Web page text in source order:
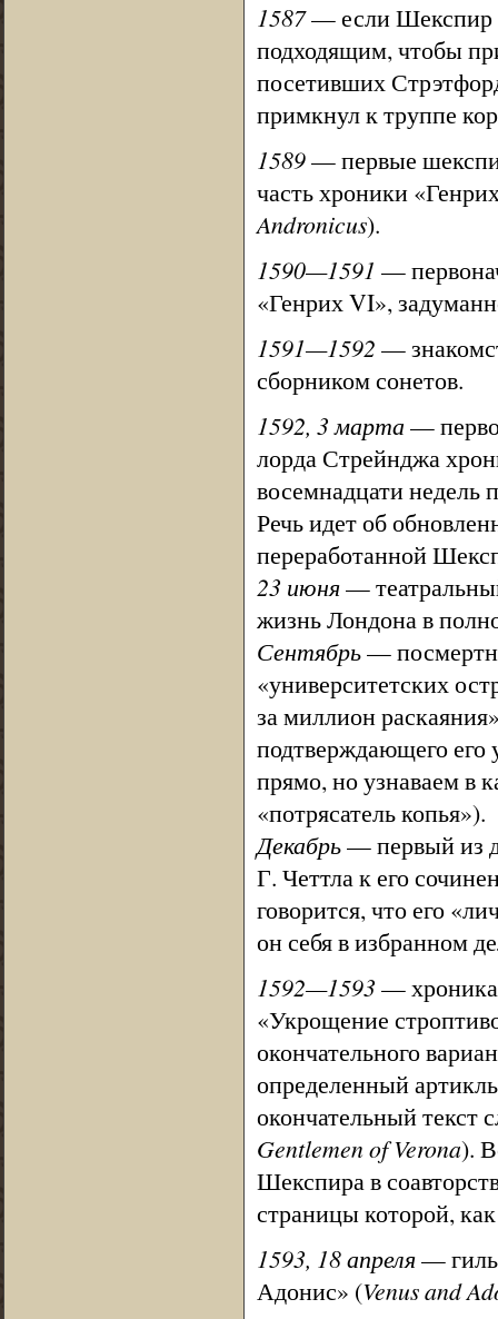
1587— если Шекспир
подходящим, чтобы
посетивших
примкнул к труппе
1589— первые
часть хроники
Andronicus).
1590—1591 —
«Генрих VI»,
1591—1592 —
сборником сонетов.
1592, 3 марта —
лорда Стрейнджа
восемнадцати недель
Речь идет об
переработанной
23 июня—
жизнь Лондона в
Сентябрь—
«университетских
за миллион
подтверждающего его
прямо, но узнаваем в
«потрясатель копья»).
Декабрь— первый из
Г. Четтла к его
говорится, что его
он себя в избранном
1592—1593 —
«Укрощение
окончательного
определенный
окончательный текст
Gentlemen of Verona).
Шекспира в
страницы которой,
1593, 18 апреля—
Адонис» (Venus and